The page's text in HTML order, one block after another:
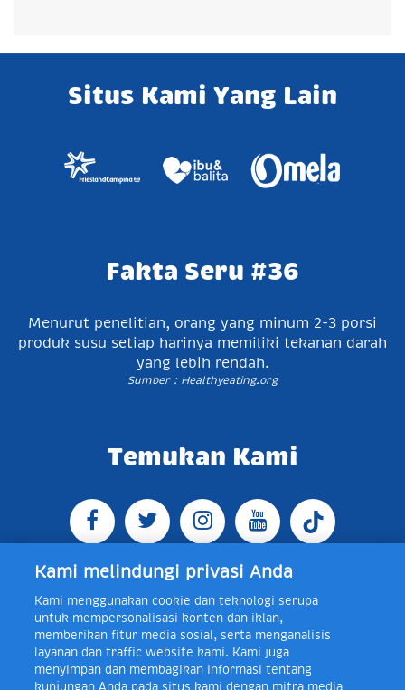
Situs Kami Yang Lain
Fakta Seru #36
Menurut penelitian, orang yang minum 2-3 porsi
produk susu setiap harinya memiliki tekanan darah
yang lebih rendah.
Sumber : Healthyeating.org
Temukan Kami
Jl. Raya Bogor KM 5, Pasar Rebo, Jakarta Timur,
Indonesia 13760
Telp +62 21 8410945 | PO BOX
4074 Jakarta 13760 Indonesia
Toll Free Layanan Peduli Frisian Flag 0-80018-21-406;
Senin - Jumat, 08:00 - 16:30 WIB, E-mail:
Kami melindungi privasi Anda
Kami menggunakan cookie dan teknologi serupa
untuk mempersonalisasi konten dan iklan,
memberikan fitur media sosial, serta menganalisis
layanan dan traffic website kami. Kami juga
menyimpan dan membagikan informasi tentang
kunjungan Anda pada situs kami dengan mitra media